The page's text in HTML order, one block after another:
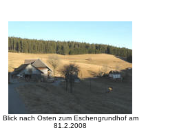
Blick nach Osten zum Eschengrundhof am
81.2.2008